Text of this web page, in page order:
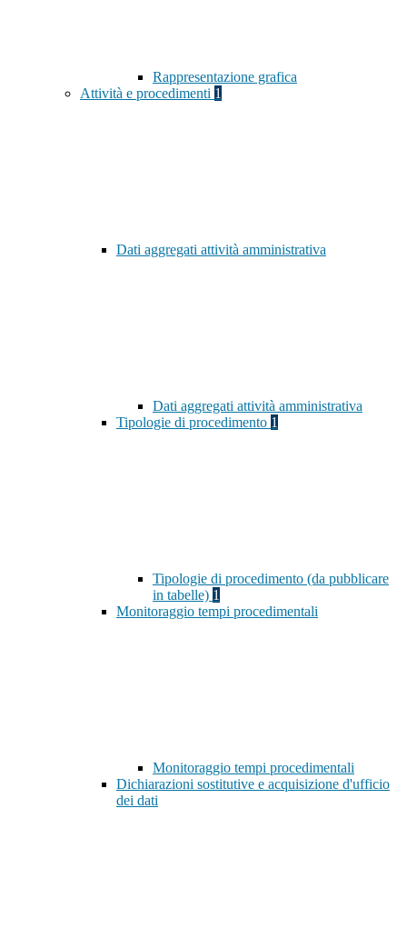
Rappresentazione grafica
Attività e procedimenti 1
Dati aggregati attività amministrativa
Dati aggregati attività amministrativa
Tipologie di procedimento 1
Tipologie di procedimento (da pubblicare
in tabelle) 1
Monitoraggio tempi procedimentali
Monitoraggio tempi procedimentali
Dichiarazioni sostitutive e acquisizione d'ufficio
dei dati